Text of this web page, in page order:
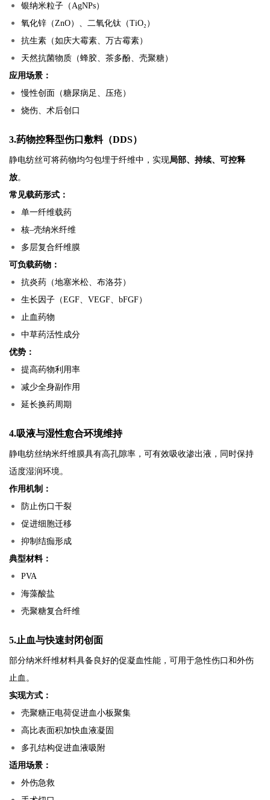
银纳米粒子（AgNPs）
氧化锌（ZnO）、二氧化钛（TiO₂）
抗生素（如庆大霉素、万古霉素）
天然抗菌物质（蜂胶、茶多酚、壳聚糖）
应用场景：
慢性创面（糖尿病足、压疮）
烧伤、术后创口
3.药物控释型伤口敷料（DDS）
静电纺丝可将药物均匀包埋于纤维中，实现局部、持续、可控释
放。
常见载药形式：
单一纤维载药
核–壳纳米纤维
多层复合纤维膜
可负载药物：
抗炎药（地塞米松、布洛芬）
生长因子（EGF、VEGF、bFGF）
止血药物
中草药活性成分
优势：
提高药物利用率
减少全身副作用
延长换药周期
4.吸液与湿性愈合环境维持
静电纺丝纳米纤维膜具有高孔隙率，可有效吸收渗出液，同时保持
适度湿润环境。
作用机制：
防止伤口干裂
促进细胞迁移
抑制结痂形成
典型材料：
PVA
海藻酸盐
壳聚糖复合纤维
5.止血与快速封闭创面
部分纳米纤维材料具备良好的促凝血性能，可用于急性伤口和外伤
止血。
实现方式：
壳聚糖正电荷促进血小板聚集
高比表面积加快血液凝固
多孔结构促进血液吸附
适用场景：
外伤急救